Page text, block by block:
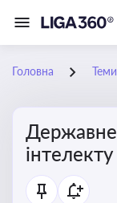
Головна
інтелекту